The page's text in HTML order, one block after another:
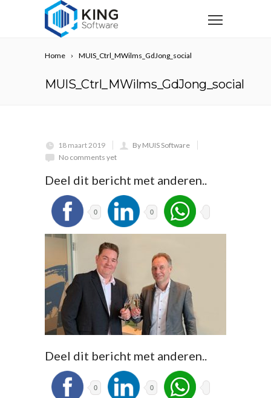
Home MUIS_Ctrl_MWilms_GdJong_social
MUIS_Ctrl_MWilms_GdJong_social
18 maart 2019
By MUIS Software
No comments yet
Deel dit bericht met anderen..
0 0
Deel dit bericht met anderen..
0 0